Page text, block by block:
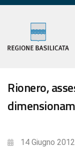
Rionero,
14 Giugno 2012